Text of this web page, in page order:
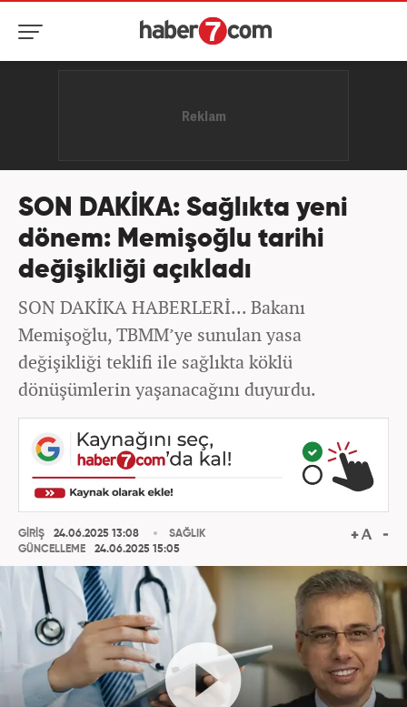
SON DAKİKA: Sağlıkta yeni
dönem: Memişoğlu tarihi
değişikliği açıkladı
SON DAKİKA HABERLERİ... Bakanı
Memişoğlu, TBMM’ye sunulan yasa
değişikliği teklifi ile sağlıkta köklü
dönüşümlerin yaşanacağını duyurdu.
GİRİŞ
24.06.2025 13:08
GÜNCELLEME
24.06.2025 15:05
SAĞLIK